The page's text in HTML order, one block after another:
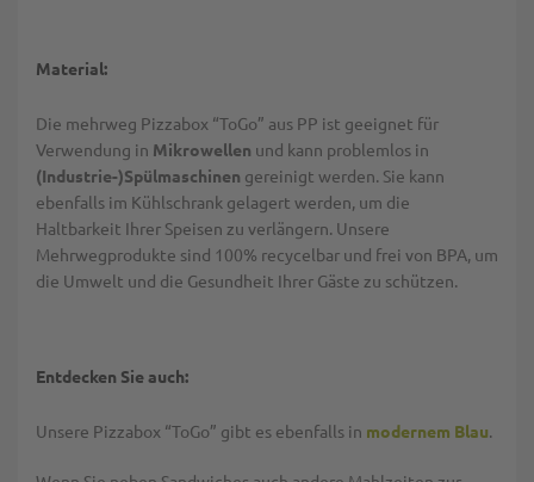
Material:
Die mehrweg Pizzabox “ToGo” aus PP ist geeignet für
Verwendung in Mikrowellen und kann problemlos in
(Industrie-)Spülmaschinen gereinigt werden. Sie kann
ebenfalls im Kühlschrank gelagert werden, um die
Haltbarkeit Ihrer Speisen zu verlängern. Unsere
Mehrwegprodukte sind 100% recycelbar und frei von BPA, um
die Umwelt und die Gesundheit Ihrer Gäste zu schützen.
Entdecken Sie auch:
Unsere Pizzabox “ToGo” gibt es ebenfalls in modernem Blau.